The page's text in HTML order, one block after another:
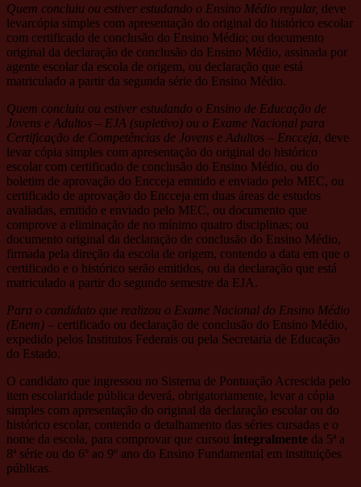
Quem concluiu ou estiver estudando o Ensino Médio regular, deve
levarcópia simples com apresentação do original do histórico escolar
com certificado de conclusão do Ensino Médio; ou documento
original da declaração de conclusão do Ensino Médio, assinada por
agente escolar da escola de origem, ou declaração que está
matriculado a partir da segunda série do Ensino Médio.
Quem concluiu ou estiver estudando o Ensino de Educação de
Jovens e Adultos – EJA (supletivo) ou o Exame Nacional para
Certificação de Competências de Jovens e Adultos – Encceja, deve
levar cópia simples com apresentação do original do histórico
escolar com certificado de conclusão do Ensino Médio, ou do
boletim de aprovação do Encceja emitido e enviado pelo MEC, ou
certificado de aprovação do Encceja em duas áreas de estudos
avaliadas, emitido e enviado pelo MEC, ou documento que
comprove a eliminação de no mínimo quatro disciplinas; ou
documento original da declaração de conclusão do Ensino Médio,
firmada pela direção da escola de origem, contendo a data em que o
certificado e o histórico serão emitidos, ou da declaração que está
matriculado a partir do segundo semestre da EJA.
Para o candidato que realizou o Exame Nacional do Ensino Médio
(Enem) – certificado ou declaração de conclusão do Ensino Médio,
expedido pelos Institutos Federais ou pela Secretaria de Educação
do Estado.
O candidato que ingressou no Sistema de Pontuação Acrescida pelo
item escolaridade pública deverá, obrigatoriamente, levar a cópia
simples com apresentação do original da declaração escolar ou do
histórico escolar, contendo o detalhamento das séries cursadas e o
nome da escola, para comprovar que cursou integralmente da 5ª a
8ª série ou do 6º ao 9º ano do Ensino Fundamental em instituições
públicas.